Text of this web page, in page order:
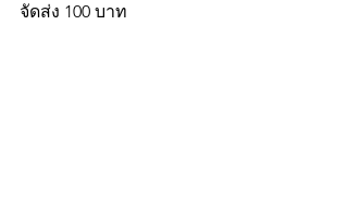
จัดส่ง 100 บาท